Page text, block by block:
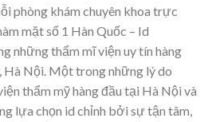
phòng khám chuyên khoa trực
mặt số 1 Hàn Quốc – Id
những thẩm mĩ viện uy tín hàng
Hà Nội. Một trong những lý do
thẩm mỹ hàng đầu tại Hà Nội và
lựa chọn id chỉnh bởi sự tận tâm,